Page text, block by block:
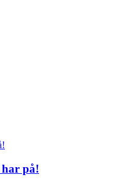
har på!